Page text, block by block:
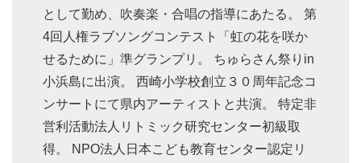
として勤め、吹奏楽・合唱の指導にあたる。 第
4回人権ラブソングコンテスト「虹の花を咲か
せるために」準グランプリ。 ちゅらさん祭りin
小浜島に出演。 西崎小学校創立３０周年記念コ
ンサートにて県内アーティストと共演。 特定非
営利活動法人リトミック研究センター初級取
得。 NPO法人日本こども教育センター認定リ